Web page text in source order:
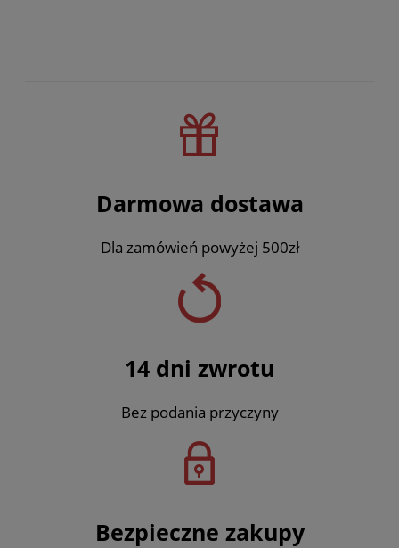
Darmowa dostawa
Dla zamówień powyżej 500zł
14 dni zwrotu
Bez podania przyczyny
Bezpieczne zakupy